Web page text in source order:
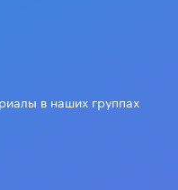
в наших группах